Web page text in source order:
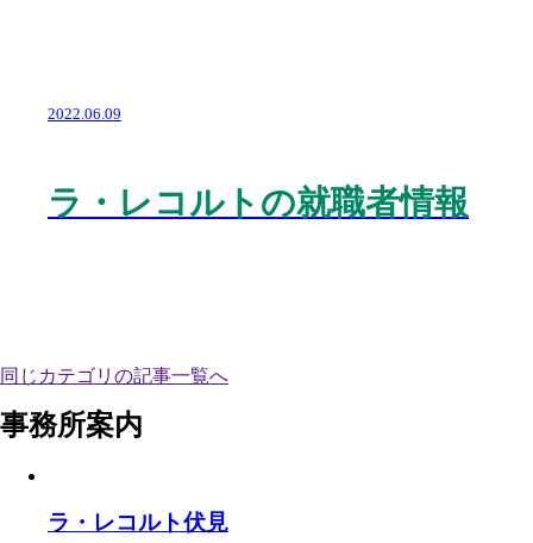
2022.06.09
ラ・レコルトの就職者情報
同じカテゴリの記事⼀覧へ
事務所案内
ラ・レコルト伏見